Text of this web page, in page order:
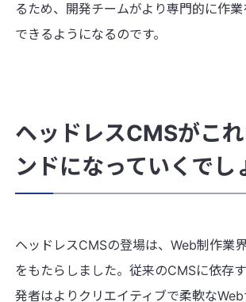
るため、開発チームがより専門的に作
できるようになるのです。
ヘッドレスCMSがこ
ンドになっていくでし
ヘッドレスCMSの登場は、Web制作業
をもたらしました。従来のCMSに依存
発者はよりクリエイティブで柔軟な